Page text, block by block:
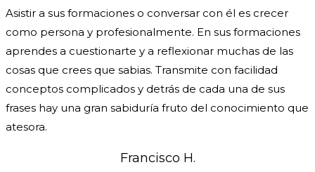
Asistir a sus formaciones o conversar con él es crecer
como persona y profesionalmente. En sus formaciones
aprendes a cuestionarte y a reflexionar muchas de las
cosas que crees que sabias. Transmite con facilidad
conceptos complicados y detrás de cada una de sus
frases hay una gran sabiduría fruto del conocimiento que
atesora.
Francisco H.